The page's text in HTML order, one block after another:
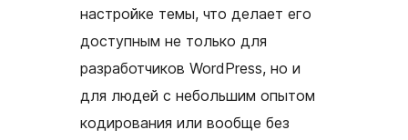
настройке темы, что делает его
доступным не только для
разработчиков WordPress, но и
для людей с небольшим опытом
кодирования или вообще без